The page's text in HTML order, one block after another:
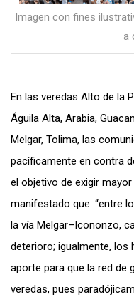
Imagen con fines
a
En l as veredas Alto de la
Águila Alta, Arabia,
Melgar, Tolima, las
pacíficamente en contra
el objetivo de exigir
manifestado que: “entre
la vía Melgar–Icononzo,
deterioro; igualmente, los
aporte para que la red de
veredas, pues